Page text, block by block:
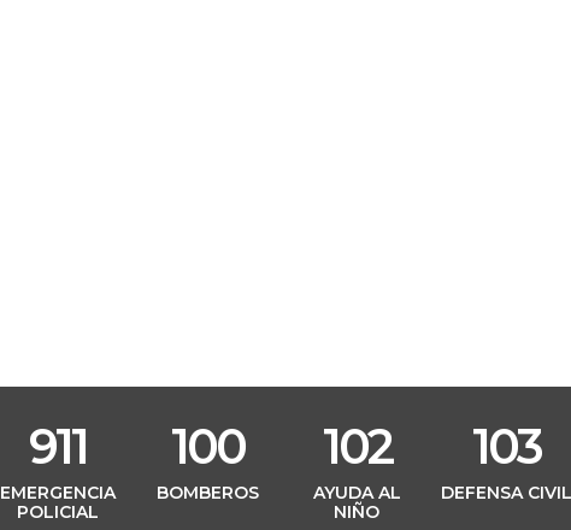
911
EMERGENCIA
POLICIAL
100
BOMBEROS
102
AYUDA AL
NIÑO
103
DEFENSA CIVIL